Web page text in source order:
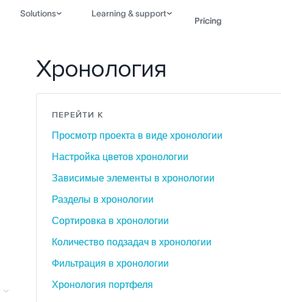
Solutions Learning & support
Pricing
Хронология
ПЕРЕЙТИ К
Просмотр проекта в виде хронологии
Настройка цветов хронологии
Зависимые элементы в хронологии
Разделы в хронологии
Сортировка в хронологии
Количество подзадач в хронологии
Фильтрация в хронологии
Хронология портфеля